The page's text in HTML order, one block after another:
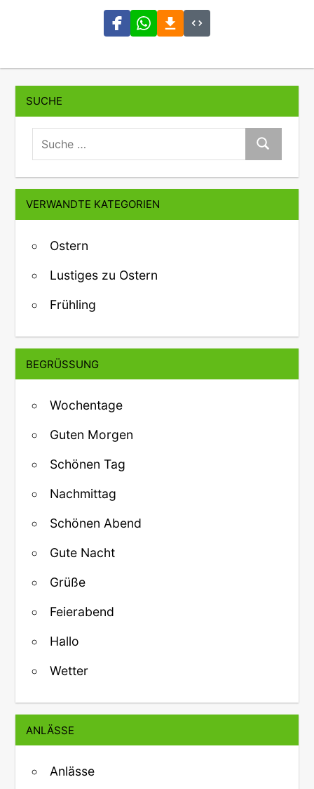
SUCHE
suche:
Suche
VERWANDTE KATEGORIEN
Ostern
Lustiges zu Ostern
Frühling
BEGRÜSSUNG
Wochentage
Guten Morgen
Schönen Tag
Nachmittag
Schönen Abend
Gute Nacht
Grüße
Feierabend
Hallo
Wetter
ANLÄSSE
Anlässe